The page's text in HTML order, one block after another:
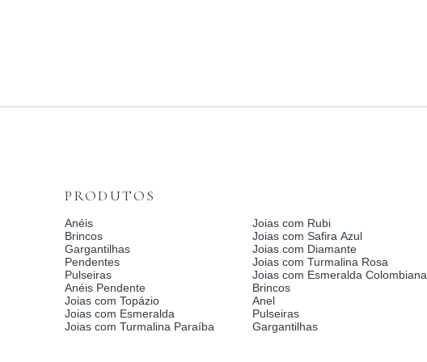
PRODUTOS
Anéis
Brincos
Gargantilhas
Pendentes
Pulseiras
Anéis Pendente
Joias com Topázio
Joias com Esmeralda
Joias com Turmalina Paraíba
Joias com Rubi
Joias com Safira Azul
Joias com Diamante
Joias com Turmalina Rosa
Joias com Esmeralda Colombiana
Brincos
Anel
Pulseiras
Gargantilhas